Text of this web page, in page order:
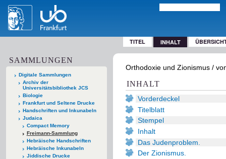
TITEL INHALT
SAMMLUNGEN
Digitale Sammlungen
Archiv der
Universitätsbibliothek JCS
Biologie
Frankfurt und Seltene Drucke
Handschriften und Inkunabeln
Judaica
Compact Memory
Freimann-Sammlung
Hebräische Handschriften
Hebräische Inkunabeln
Jiddische Drucke
Orthodoxie und Zionismus /
INHALT
Vorderdeckel
Titelblatt
Stempel
Inhalt
Das Judenproblem.
Der Zionismus.